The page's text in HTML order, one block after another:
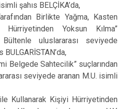
şahıs BELÇİKA’da,
Birlikte Yağma, Kasten
Yoksun Kılma”
Bültenle uluslararası seviyede
BULGARİSTAN’da,
Belgede Sahtecilik” suçlarından
seviyede aranan M.U. isimli
Kullanarak Kişiyi Hürriyetinden